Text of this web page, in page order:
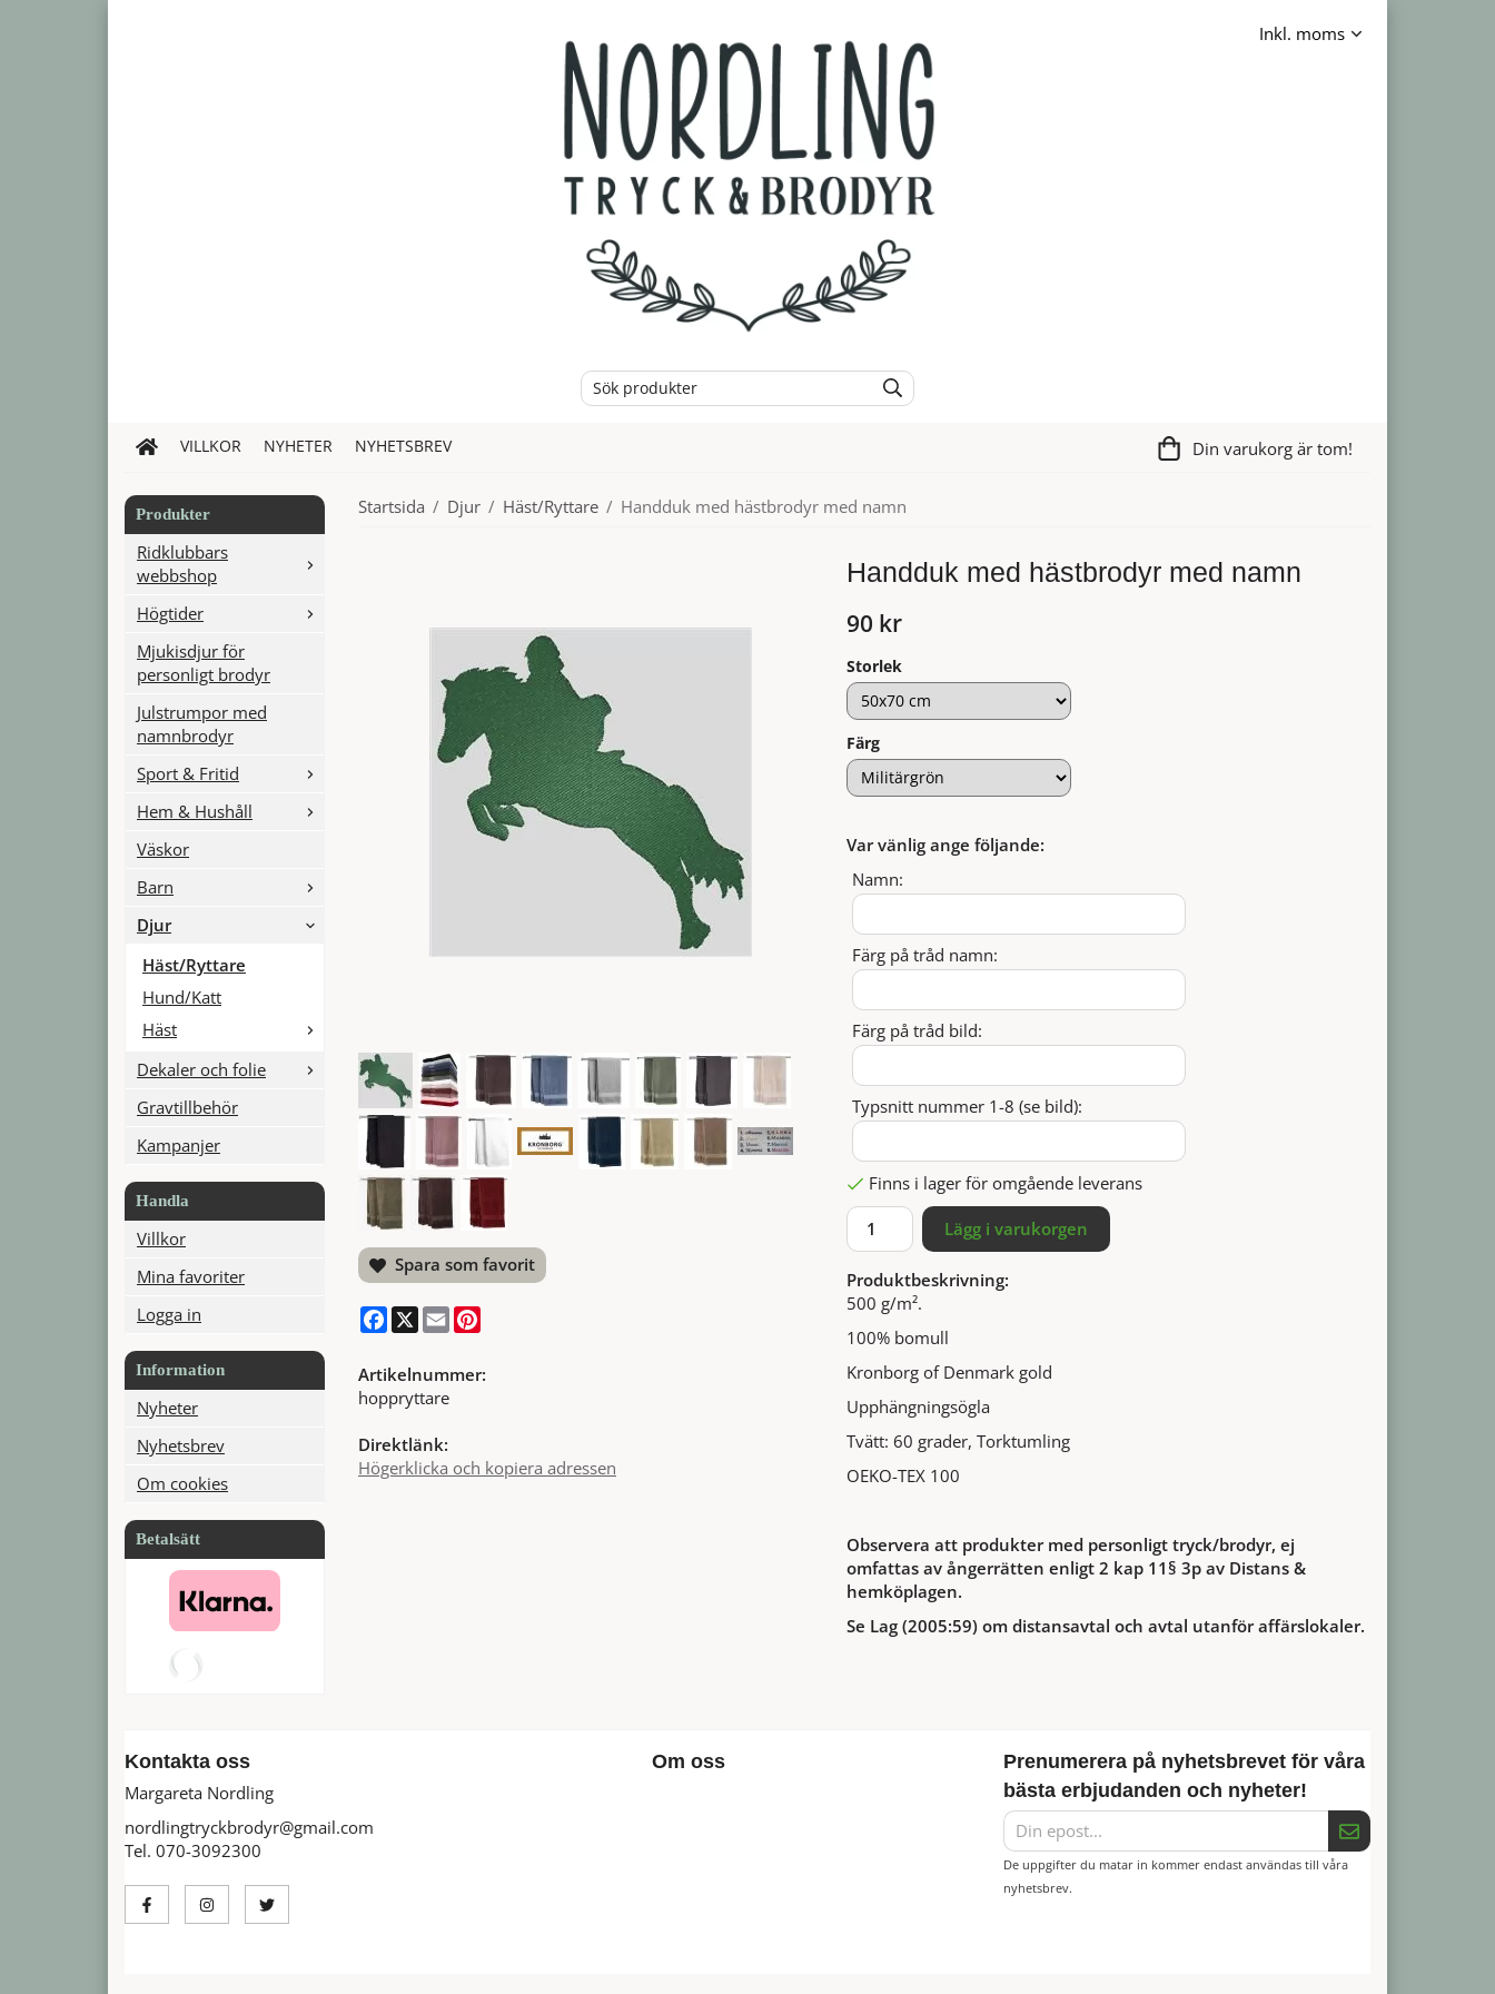
VILLKOR NYHETER NYHETSBREV Din varukorg är tom!
Produkter
Ridklubbars
webbshop
Högtider
Mjukisdjur för
personligt brodyr
Julstrumpor med
namnbrodyr
Sport & Fritid
Hem & Hushåll
Väskor
Barn
Djur
Häst/Ryttare
Hund/Katt
Häst
Dekaler och folie
Gravtillbehör
Kampanjer
Handla
Villkor
Mina favoriter
Logga in
Information
Nyheter
Nyhetsbrev
Om cookies
Betalsätt
Startsida / Djur / Häst/Ryttare / Handduk med hästbrodyr med namn
Handduk med hästbrodyr med namn
90 kr
Storlek
Färg
Var vänlig ange följande:
Namn:
Färg på tråd namn:
Färg på tråd bild:
Typsnitt nummer 1-8 (se bild):
Finns i lager för omgående leverans
Lägg i varukorgen
Produktbeskrivning:
500 g/m².
100% bomull
Kronborg of Denmark gold
Upphängningsögla
Tvätt: 60 grader, Torktumling
OEKO-TEX 100
Observera att produkter med personligt tryck/brodyr, ej
omfattas av ångerrätten enligt 2 kap 11§ 3p av Distans &
hemköplagen.
Se Lag (2005:59) om distansavtal och avtal utanför affärslokaler.
Spara som favorit
Facebook
X Email
Artikelnummer:
hoppryttare
Direktlänk:
Högerklicka och kopiera adressen
Kontakta oss
Margareta Nordling
nordlingtryckbrodyr@gmail.com
Tel. 070-3092300
Om oss
Prenumerera på nyhetsbrevet för våra
bästa erbjudanden och nyheter!
De uppgifter du matar in kommer endast användas till våra
nyhetsbrev.